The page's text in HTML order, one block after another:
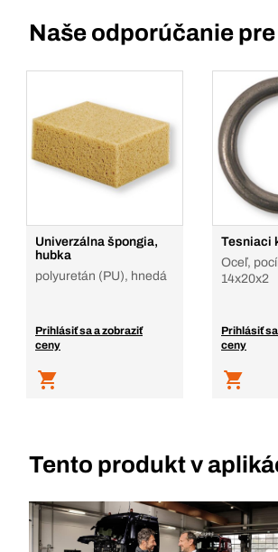
Naše odporúčanie pre
Univerzálna špongia,
hubka
polyuretán (PU), hnedá
Prihlásiť sa a zobraziť
ceny
Tesniaci
Oceľ,
14x20x2
Prihlásiť
ceny
Tento produkt v